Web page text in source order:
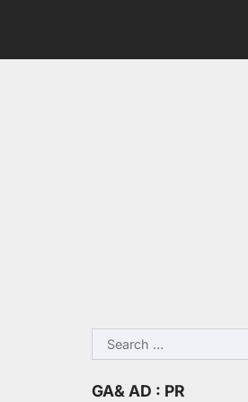
Search
for:
GA& AD : PR